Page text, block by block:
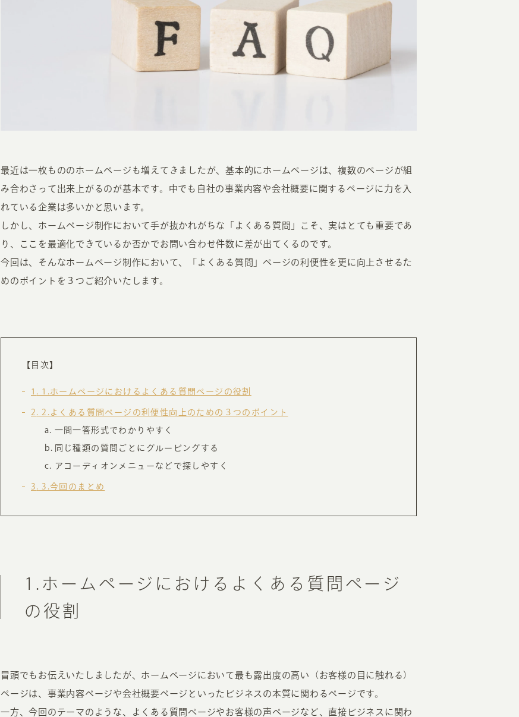
INFORMATION
ホーム
制作実績
ホームページ集客の重要性
よくある質問
ABOUT
オンカについて
CREATION
オンカのホームページ制作
ホームページ制作後の運用
最近は一枚もののホームページも増えてきましたが、基本的にホームページは、複数のページが組
み合わさって出来上がるのが基本です。中でも自社の事業内容や会社概要に関するページに力を入
れている企業は多いかと思います。
しかし、ホームページ制作において手が抜かれがちな「よくある質問」こそ、実はとても重要であ
り、ここを最適化できているか否かでお問い合わせ件数に差が出てくるのです。
今回は、そんなホームページ制作において、「よくある質問」ページの利便性を更に向上させるた
めのポイントを３つご紹介いたします。
【目次】
1 1.ホームページにおけるよくある質問ページの役割
2 2.よくある質問ページの利便性向上のための３つのポイント
一問一答形式でわかりやすく
同じ種類の質問ごとにグルーピングする
アコーディオンメニューなどで探しやすく
3 3.今回のまとめ
1.ホームページにおけるよくある質問ページ
の役割
冒頭でもお伝えいたしましたが、ホームページにおいて最も露出度の高い（お客様の目に触れる）
ページは、事業内容ページや会社概要ページといったビジネスの本質に関わるページです。
一方、今回のテーマのような、よくある質問ページやお客様の声ページなど、直接ビジネスに関わ